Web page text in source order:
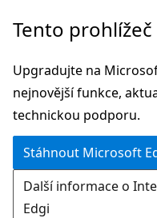
Přeskočit
hlavní
obsah
Tento
Upgradujte na
nejnovější funkce,
technickou podporu.
Stáhnout Microsoft
Další informace o
Edgi